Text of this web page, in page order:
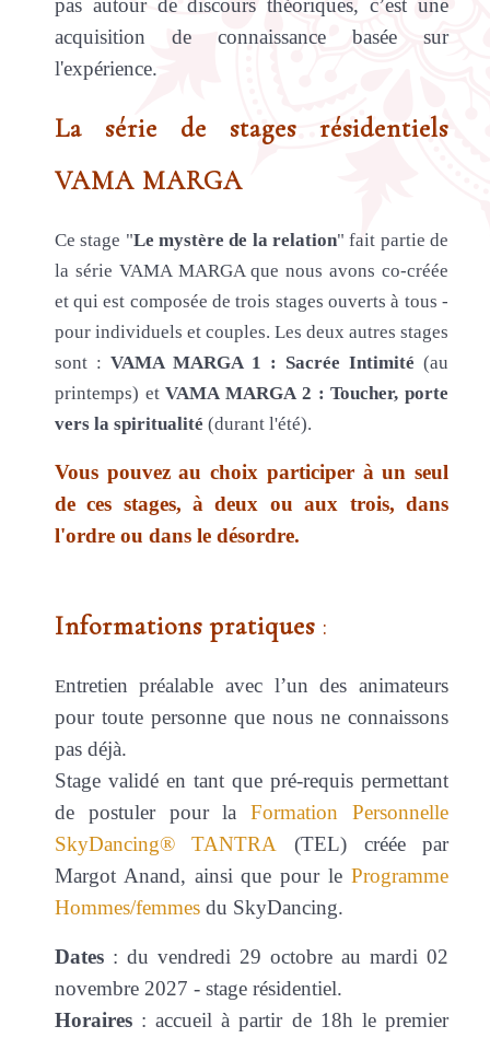
pas autour de discours théoriques, c’est une
acquisition de connaissance basée sur
l'expérience.
La série de stages résidentiels
VAMA MARGA
Ce stage "Le mystère de la relation" fait partie de
la série VAMA MARGA que nous avons co-créée
et qui est composée de trois stages ouverts à tous -
pour individuels et couples. Les deux autres stages
sont : VAMA MARGA 1 : Sacrée Intimité (au
printemps) etVAMA MARGA 2 : Toucher, porte
vers la spiritualité (durant l'été).
Vous pouvez au choix participer à un seul
de ces stages, à deux ou aux trois, dans
l'ordre ou dans le désordre.
Informations pratiques:
Entretien préalable avec l’un des animateurs
pour toute personne que nous ne connaissons
pas déjà.
Stage validé en tant que pré-requis permettant
de postuler pour laFormation Personnelle
SkyDancing® TANTRA
(TEL) créée par
Margot Anand, ainsi que pour leProgramme
Hommes/femmesdu SkyDancing.
Dates: du vendredi 29 octobre au mardi 02
novembre 2027 - stage résidentiel.
Horaires: accueil à partir de 18h le premier